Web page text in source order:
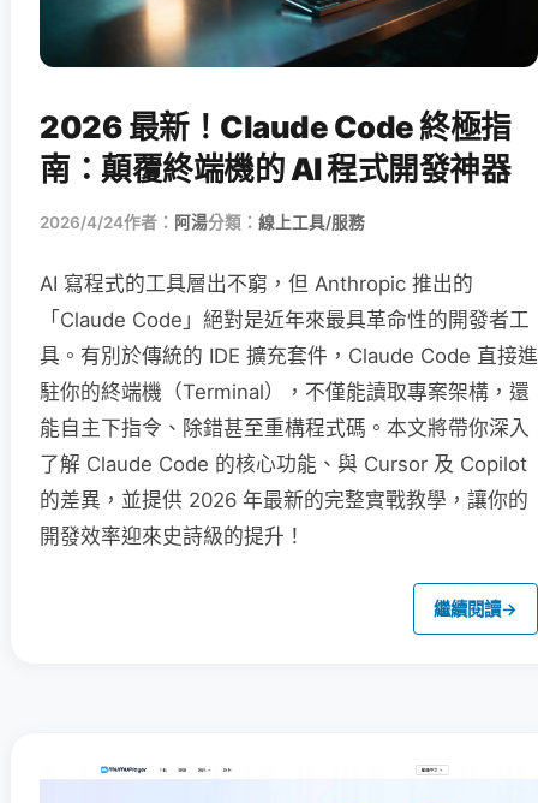
2026 最新！Claude Code 終極指
南：顛覆終端機的 AI 程式開發神器
2026/4/24作者： 阿湯分類： 線上工具/服務
AI 寫程式的工具層出不窮，但 Anthropic 推出的
「Claude Code」絕對是近年來最具革命性的開發者工
具。有別於傳統的 IDE 擴充套件，Claude Code 直接進
駐你的終端機（Terminal），不僅能讀取專案架構，還
能自主下指令、除錯甚至重構程式碼。本文將帶你深入
了解 Claude Code 的核心功能、與 Cursor 及 Copilot
的差異，並提供 2026 年最新的完整實戰教學，讓你的
開發效率迎來史詩級的提升！
繼續閱讀→